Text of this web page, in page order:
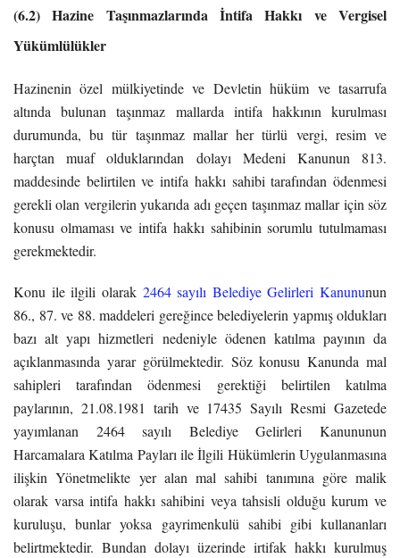
(6.2) Hazine Taşınmazlarında İntifa Hakkı ve Vergisel
Yükümlülükler
Hazinenin özel mülkiyetinde ve Devletin hüküm ve tasarrufa
altında bulunan taşınmaz mallarda intifa hakkının kurulması
durumunda, bu tür taşınmaz mallar her türlü vergi, resim ve
harçtan muaf olduklarından dolayı Medeni Kanunun 813.
maddesinde belirtilen ve intifa hakkı sahibi tarafından ödenmesi
gerekli olan vergilerin yukarıda adı geçen taşınmaz mallar için söz
konusu olmaması ve intifa hakkı sahibinin sorumlu tutulmaması
gerekmektedir.
Konu ile ilgili olarak 2464 sayılı Belediye Gelirleri Kanununun
86., 87. ve 88. maddeleri gereğince belediyelerin yapmış oldukları
bazı alt yapı hizmetleri nedeniyle ödenen katılma payının da
açıklanmasında yarar görülmektedir. Söz konusu Kanunda mal
sahipleri tarafından ödenmesi gerektiği belirtilen katılma
paylarının, 21.08.1981 tarih ve 17435 Sayılı Resmi Gazetede
yayımlanan 2464 sayılı Belediye Gelirleri Kanununun
Harcamalara Katılma Payları ile İlgili Hükümlerin Uygulanmasına
ilişkin Yönetmelikte yer alan mal sahibi tanımına göre malik
olarak varsa intifa hakkı sahibini veya tahsisli olduğu kurum ve
kuruluşu, bunlar yoksa gayrimenkulü sahibi gibi kullananları
belirtmektedir. Bundan dolayı üzerinde irtifak hakkı kurulmuş